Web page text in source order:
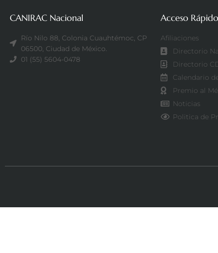
CANIRAC Nacional
Río Nilo 88, Colonia Cuauhtémoc, CP
06500, Ciudad de México.
01 (55) 5604-0478
Acceso Rápido
Afiliaciones
Directorio
Directorio
Calendario
Premio al
Noticias
Politica de